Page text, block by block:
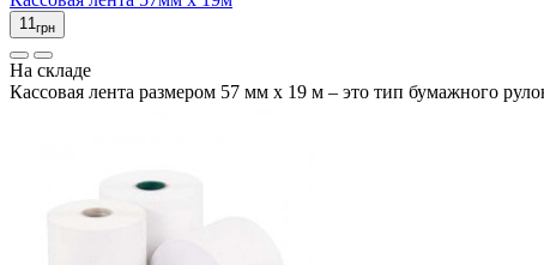
11грн
На складе
Кассовая лента размером 57 мм x 19 м – это тип бумажного